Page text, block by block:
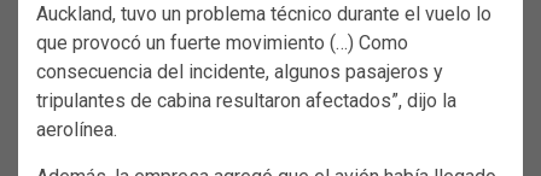
Auckland, tuvo un problema técnico durante el vuelo lo
que provocó un fuerte movimiento (…) Como
consecuencia del incidente, algunos pasajeros y
tripulantes de cabina resultaron afectados”, dijo la
aerolínea.